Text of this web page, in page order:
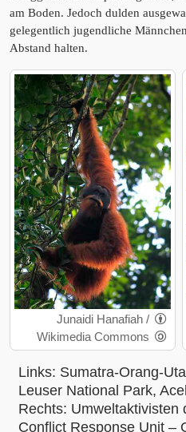
am Boden. Jedoch dulden
gelegentlich jugendliche
Abstand halten.
Junaidi Hanafiah /
Wikimedia Commons
Links: Sumatra-Orang-
Leuser National Park,
Rechts: Umweltaktivisten
Conflict Response Unit –